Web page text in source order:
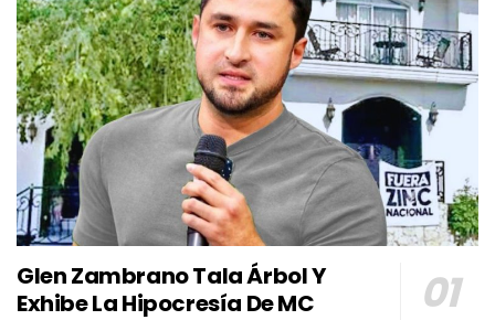
Glen Zambrano Tala Árbol Y
Exhibe La Hipocresía De MC